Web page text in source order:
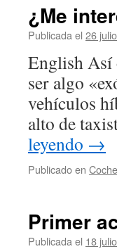
¿Me
Publicada el 26
English Así
ser algo
vehículos
alto de
leyendo →
Publicado en
Primer
Publicada el 18